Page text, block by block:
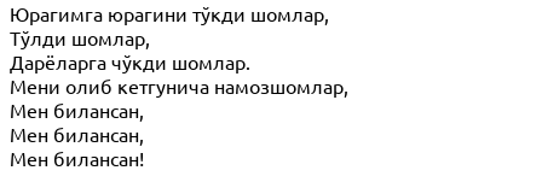
Юрагимга юрагини тўкди шомлар,
Тўлди шомлар,
Дарёларга чўкди шомлар.
Мени олиб кетгунича намозшомлар,
Мен билансан,
Мен билансан,
Мен билансан!